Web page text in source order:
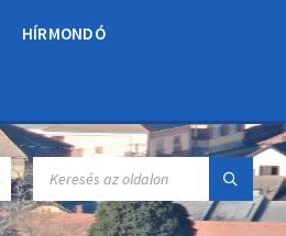
HÍRMONDÓ
SEARCH: